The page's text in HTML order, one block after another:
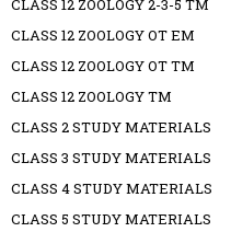
CLASS 12 ZOOLOGY 2-3-5 TM
CLASS 12 ZOOLOGY OT EM
CLASS 12 ZOOLOGY OT TM
CLASS 12 ZOOLOGY TM
CLASS 2 STUDY MATERIALS
CLASS 3 STUDY MATERIALS
CLASS 4 STUDY MATERIALS
CLASS 5 STUDY MATERIALS